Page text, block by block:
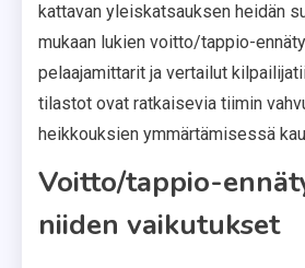
kattavan yleiskatsauksen heidän
mukaan lukien voitto/tappio-
pelaajamittarit ja vertailut
tilastot ovat ratkaisevia tiimin
heikkouksien ymmärtämisessä
Voitto/tappio-
niiden vaikutukset